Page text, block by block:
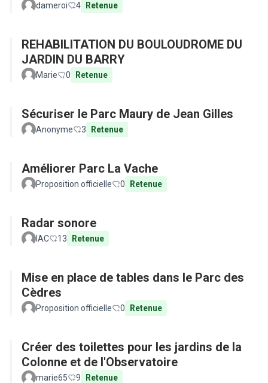
dameroi 4 Retenue
REHABILITATION DU BOULOUDROME DU
JARDIN DU BARRY
Marie 0 Retenue
Sécuriser le Parc Maury de Jean Gilles
Anonyme 3 Retenue
Améliorer Parc La Vache
Proposition officielle 0 Retenue
Radar sonore
IAC 13 Retenue
Mise en place de tables dans le Parc des
Cèdres
Proposition officielle 0 Retenue
Créer des toilettes pour les jardins de la
Colonne et de l'Observatoire
marie65 9 Retenue